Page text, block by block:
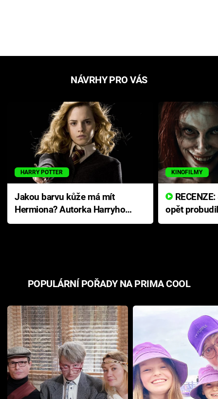
NÁVRHY PRO VÁS
HARRY POTTER
Jakou barvu kůže má mít
Hermiona? Autorka Harryho
Pottera přišla s ráznou
KINOFILMY
opět
přichází s
POPULÁRNÍ POŘADY NA PRIMA COOL